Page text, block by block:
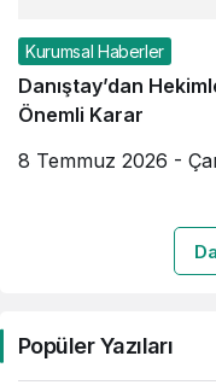
Kurumsal Haberler
Danıştay’dan
Önemli Karar
8 Temmuz 2026 -
Popüler Yazıları